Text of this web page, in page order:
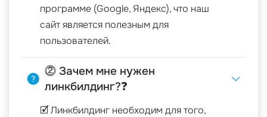
программе (Google, Яндекс), что наш
сайт является полезным для
пользователей.
⓶ Зачем мне нужен
линкбилдинг?❓
🗹 Линкбилдинг необходим для того,